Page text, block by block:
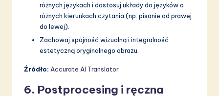
różnych językach i dostosuj układy do języków o
różnych kierunkach czytania (np. pisanie od prawej
do lewej).
Zachowaj spójność wizualną i integralność
estetyczną oryginalnego obrazu.
Źródło: Accurate AI Translator
6. Postprocesing i ręczna